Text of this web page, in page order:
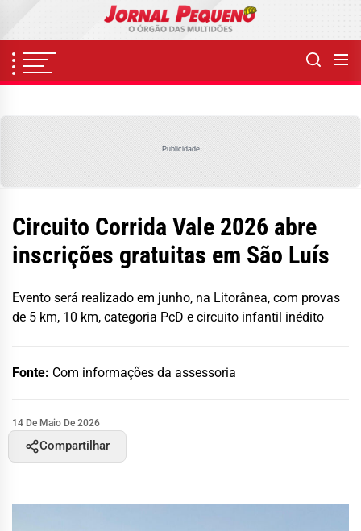
content
Publicidade
Circuito Corrida Vale 2026 abre
inscrições gratuitas em São Luís
Evento será realizado em junho, na Litorânea, com provas
de 5 km, 10 km, categoria PcD e circuito infantil inédito
Fonte: Com informações da assessoria
14 De Maio De 2026
Compartilhar